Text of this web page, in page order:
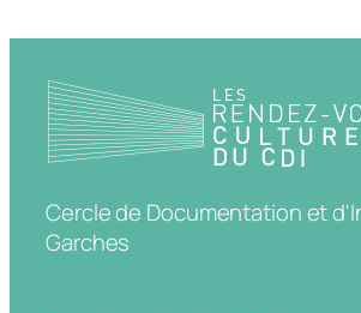
Cercle de Documentation et
Garches